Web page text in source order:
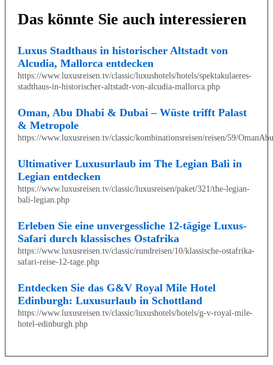
Das könnte Sie auch interessieren
Luxus Stadthaus in historischer Altstadt von
Alcudia, Mallorca entdecken
https://www.luxusreisen.tv/classic/luxushotels/hotels/spektakulaeres-
stadthaus-in-historischer-altstadt-von-alcudia-mallorca.php
Oman, Abu Dhabi & Dubai – Wüste trifft Palast
& Metropole
https://www.luxusreisen.tv/classic/kombinationsreisen/reisen/59/
Ultimativer Luxusurlaub im The Legian Bali in
Legian entdecken
https://www.luxusreisen.tv/classic/luxusreisen/paket/321/the-legian-
bali-legian.php
Erleben Sie eine unvergessliche 12-tägige Luxus-
Safari durch klassisches Ostafrika
https://www.luxusreisen.tv/classic/rundreisen/10/klassische-ostafrika-
safari-reise-12-tage.php
Entdecken Sie das G&V Royal Mile Hotel
Edinburgh: Luxusurlaub in Schottland
https://www.luxusreisen.tv/classic/luxushotels/hotels/g-v-royal-mile-
hotel-edinburgh.php